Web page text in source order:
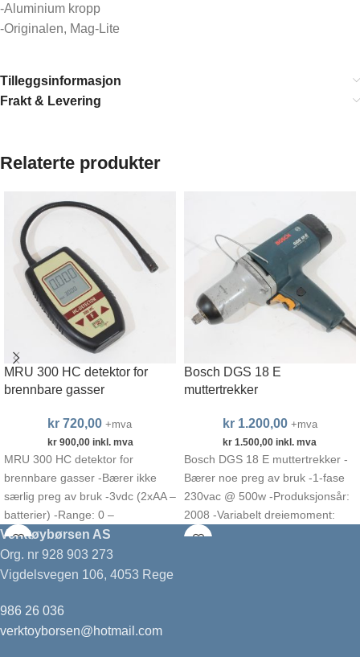
-Aluminium kropp
-Originalen, Mag-Lite
Tilleggsinformasjon
Frakt & Levering
Relaterte produkter
MRU 300 HC detektor for
brennbare gasser
kr720,00 +mva
kr900,00inkl. mva
MRU 300 HC detektor for
brennbare gasser -Bærer ikke
særlig preg av bruk -3vdc (2xAA –
batterier) -Range: 0 –
Bosch DGS 18 E
muttertrekker
kr 1.200,00 +mva
kr 1.500,00 inkl. mva
Bosch DGS 18 E muttertrekker -
Bærer noe preg av bruk -1-fase
230vac @ 500w -Produksjonsår:
2008 -Variabelt dreiemoment:
70Nm –
Verktøybørsen AS
Org. nr 928 903 273
Vigdelsvegen 106, 4053 Rege
986 26 036
verktoyborsen@hotmail.com